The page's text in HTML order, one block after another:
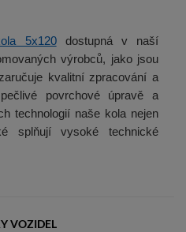
5x120dostupná v naší
výrobců, jako jsou
kvalitní zpracování a
povrchové úpravě a
technologií naše kola nejen
splňují vysoké technické
VOZIDEL